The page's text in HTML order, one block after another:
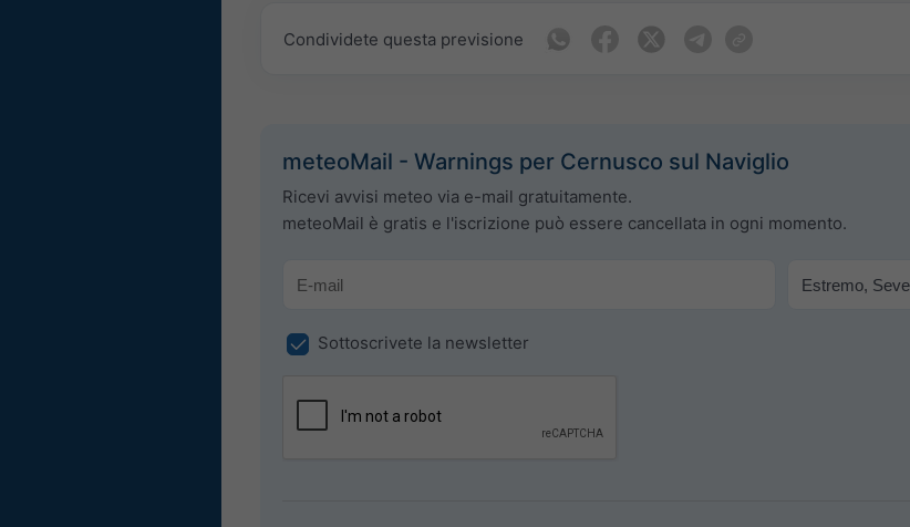
Condividete questa previsione
meteoMail - Warnings per Cernusco sul Naviglio
Ricevi avvisi meteo via e-mail gratuitamente.
meteoMail è gratis e l'iscrizione può essere cancellata in ogni momento.
Sottoscrivete la newsletter